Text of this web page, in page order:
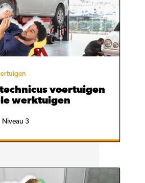
voertuigen
werktuigen
Niveau 3